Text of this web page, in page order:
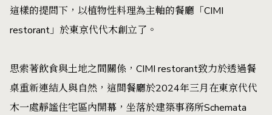
這樣的提問下，以植物性料理為主軸的餐廳「CIMI
restorant」於東京代代木創立了。
思索著飲食與土地之間關係，CIMI restorant致力於透過餐
桌重新連結人與自然，這間餐廳於2024年三月在東京代代
木一處靜謐住宅區內開幕，坐落於建築事務所Schemata